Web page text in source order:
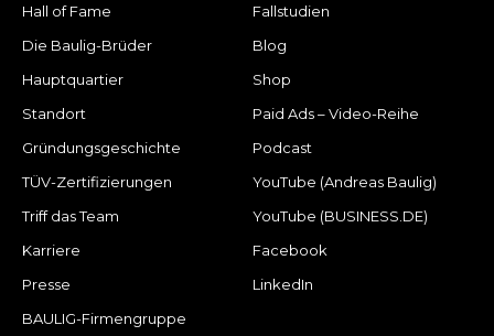
Hall of Fame
Die Baulig-Brüder
Hauptquartier
Standort
Gründungsgeschichte
TÜV-Zertifizierungen
Triff das Team
Karriere
Presse
BAULIG-Firmengruppe
Fallstudien
Blog
Shop
Paid Ads – Video-Reihe
Podcast
YouTube (Andreas Baulig)
YouTube (BUSINESS.DE)
Facebook
LinkedIn